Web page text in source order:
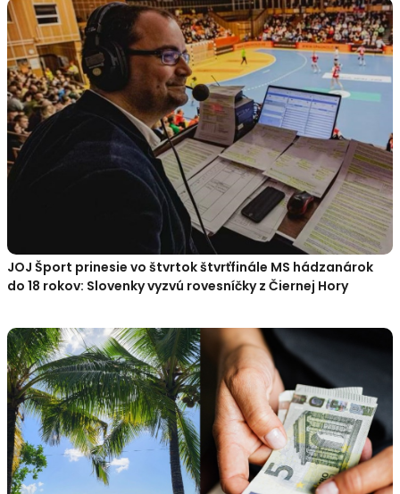
JOJ Šport prinesie vo štvrtok štvrťfinále MS hádzanárok
do 18 rokov: Slovenky vyzvú rovesníčky z Čiernej Hory